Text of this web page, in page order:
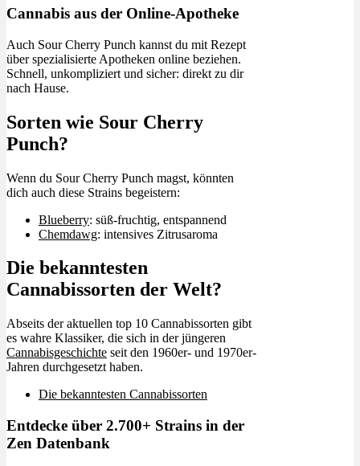
Cannabis aus der Online-Apotheke
Auch Sour Cherry Punch kannst du mit Rezept
über spezialisierte Apotheken online beziehen.
Schnell, unkompliziert und sicher: direkt zu dir
nach Hause.
Sorten wie Sour Cherry
Punch?
Wenn du Sour Cherry Punch magst, könnten
dich auch diese Strains begeistern:
Blueberry: süß-fruchtig, entspannend
Chemdawg: intensives Zitrusaroma
Die bekanntesten
Cannabissorten der Welt?
Abseits der aktuellen top 10 Cannabissorten gibt
es wahre Klassiker, die sich in der jüngeren
Cannabisgeschichte seit den 1960er- und 1970er-
Jahren durchgesetzt haben.
Die bekanntesten Cannabissorten
Entdecke über 2.700+ Strains in der
Zen Datenbank